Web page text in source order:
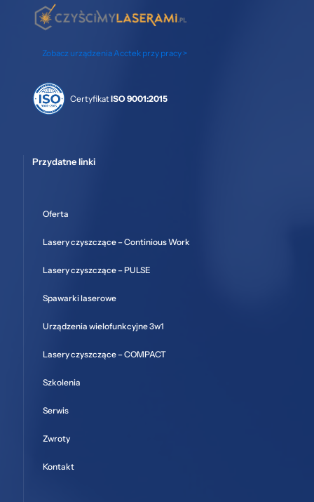
Zobacz urządzenia Acctek przy pracy >
CertyfikatISO 9001:2015
Przydatne linki
Oferta
Lasery czyszczące – Continious Work
Lasery czyszczące – PULSE
Spawarki laserowe
Urządzenia wielofunkcyjne 3w1
Lasery czyszczące – COMPACT
Szkolenia
Serwis
Zwroty
Kontakt